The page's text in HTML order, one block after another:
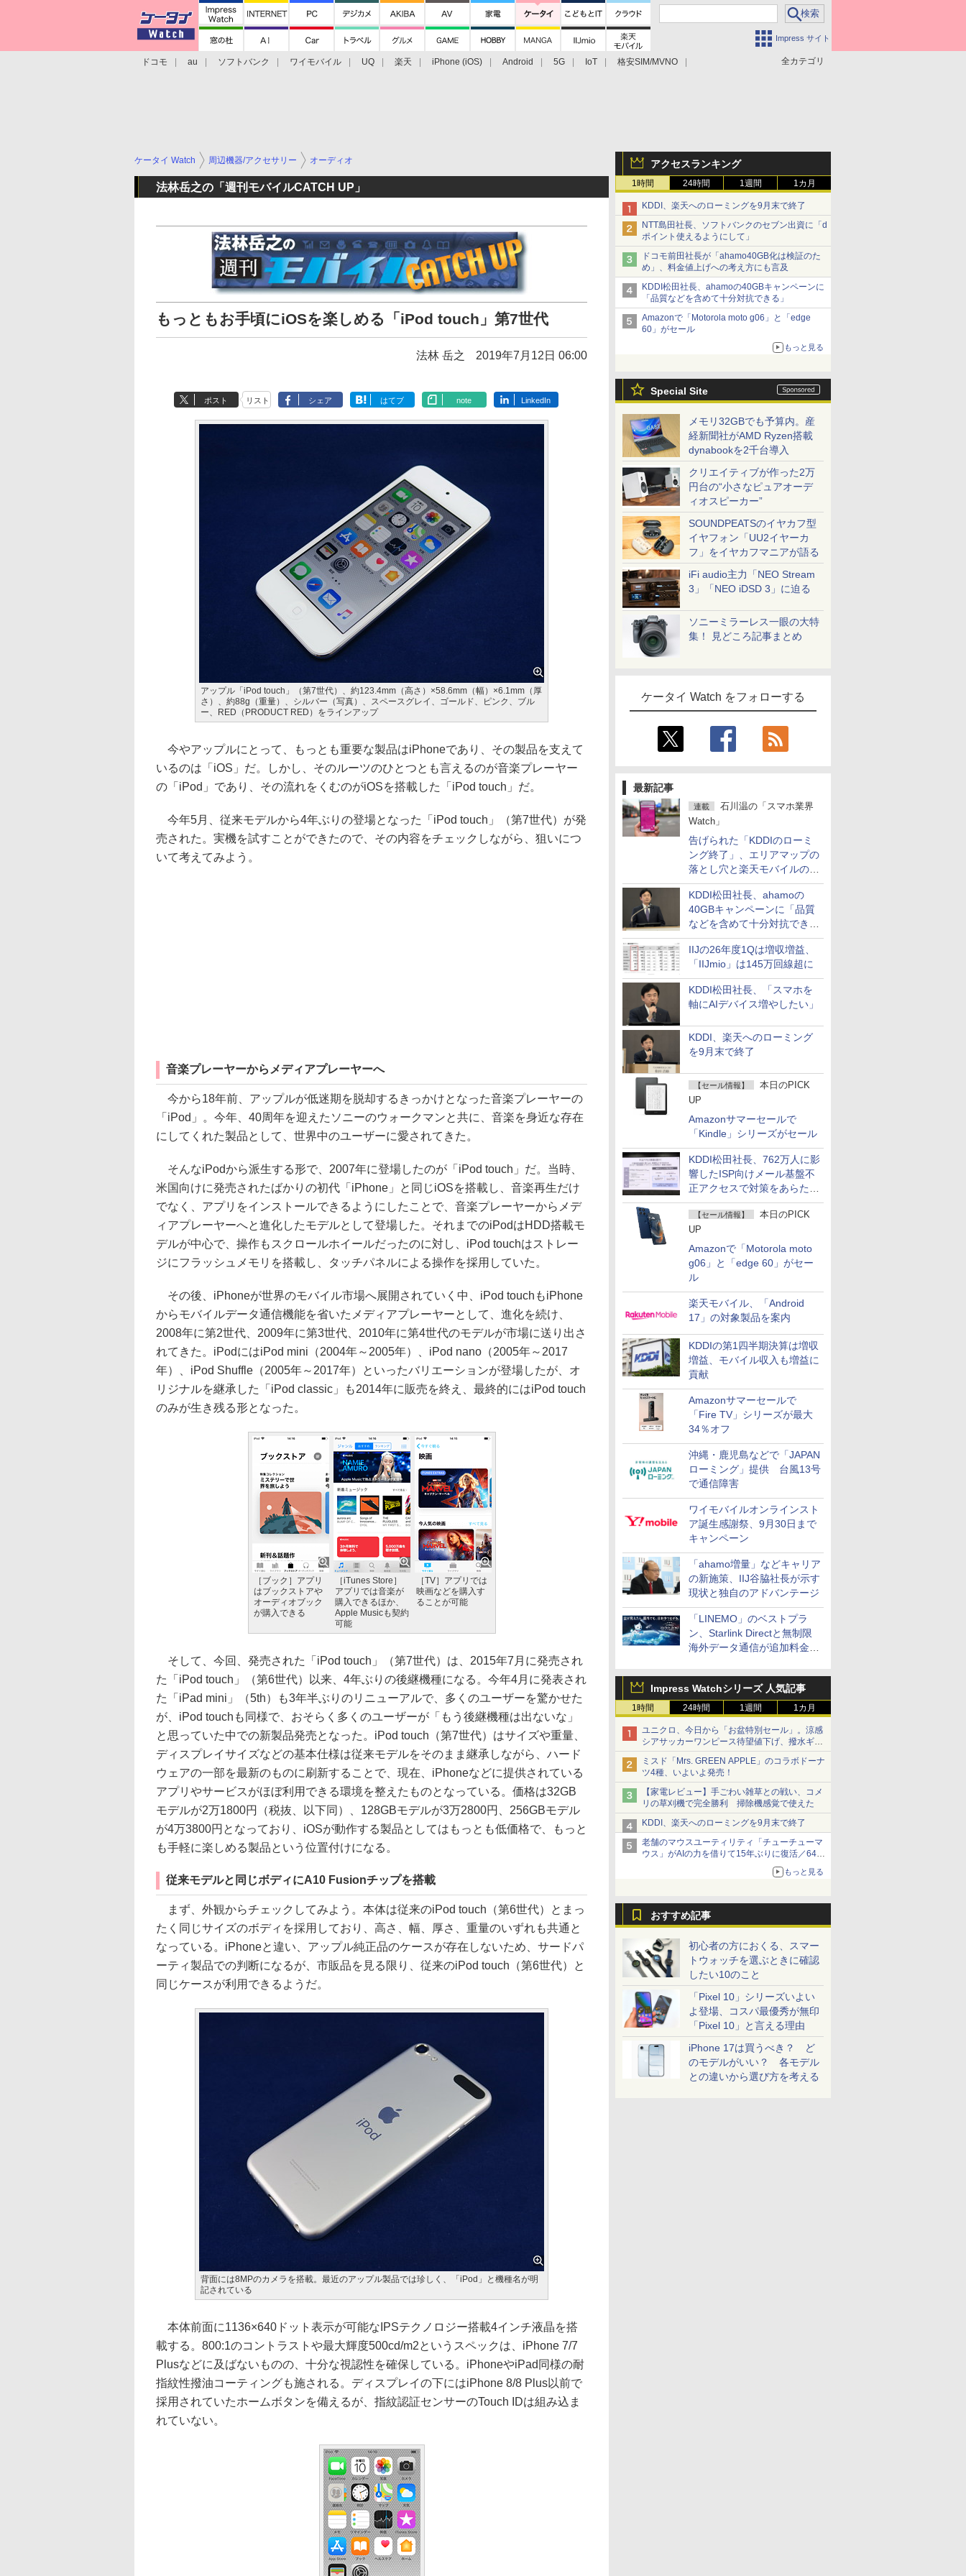
Impress サイト
全カテゴリ
ドコモ au ソフトバンク ワイモバイル UQ 楽天 iPhone (iOS) Android 5G IoT
格安SIM/MVNO
アクセスランキング
1時間 24時間 1週間 1カ月
KDDI、楽天へのローミングを9月末で終了
NTT島田社長、ソフトバンクのセブン出資に「d
ポイント使えるようにして」
ドコモ前田社長が「ahamo40GB化は検証のた
め」、料金値上げへの考え方にも言及
KDDI松田社長、ahamoの40GBキャンペーンに
「品質などを含めて十分対抗できる」
Amazonで「Motorola moto g06」と「edge
60」がセール
もっと見る
Special Site
メモリ32GBでも予算内。産
経新聞社がAMD Ryzen搭載
dynabookを2千台導入
クリエイティブが作った2万
円台の“小さなピュアオーデ
ィオスピーカー”
SOUNDPEATSのイヤカフ型
イヤフォン「UU2イヤーカ
フ」をイヤカフマニアが語る
iFi audio主力「NEO Stream
3」「NEO iDSD 3」に迫る
ソニーミラーレス一眼の大特
集！ 見どころ記事まとめ
ケータイ Watch をフォローする
最新記事
連載
石川温の「スマホ業界
Watch」
告げられた「KDDIのローミ
ング終了」、エリアマップの
落とし穴と楽天モバイルの課
題
KDDI松田社長、ahamoの
40GBキャンペーンに「品質
などを含めて十分対抗でき
る」
IIJの26年度1Qは増収増益、
「IIJmio」は145万回線超に
KDDI松田社長、「スマホを
軸にAIデバイス増やしたい」
KDDI、楽天へのローミング
を9月末で終了
【セール情報】
本日のPICK
UP
Amazonサマーセールで
「Kindle」シリーズがセール
KDDI松田社長、762万人に影
響したISP向けメール基盤不
正アクセスで対策をあらため
て説明
【セール情報】
本日のPICK
UP
Amazonで「Motorola moto
g06」と「edge 60」がセー
ル
楽天モバイル、「Android
17」の対象製品を案内
KDDIの第1四半期決算は増収
増益、モバイル収入も増益に
貢献
Amazonサマーセールで
「Fire TV」シリーズが最大
34％オフ
沖縄・鹿児島などで「JAPAN
ローミング」提供 台風13号
で通信障害
ワイモバイルオンラインスト
ア誕生感謝祭、9月30日まで
キャンペーン
「ahamo増量」などキャリア
の新施策、IIJ谷脇社長が示す
現状と独自のアドバンテージ
「LINEMO」のベストプラ
ン、Starlink Directと無制限
海外データ通信が追加料金な
Impress Watchシリーズ 人気記事
1時間 24時間 1週間 1カ月
ユニクロ、今日から「お盆特別セール」。涼感
シアサッカーワンピース待望値下げ、撥水ギア
ショーツは1990円に
ミスド「Mrs. GREEN APPLE」のコラボドーナ
ツ4種、いよいよ発売！
【家電レビュー】手ごわい雑草との戦い、コメ
リの草刈機で完全勝利 掃除機感覚で使えた
KDDI、楽天へのローミングを9月末で終了
老舗のマウスユーティリティ「チューチューマ
ウス」がAIの力を借りて15年ぶりに復活／64bit
化、Windows 10/11、「Chrome」も走り回
る。復活記念で2026年末まで500円
もっと見る
おすすめ記事
初心者の方におくる、スマー
トウォッチを選ぶときに確認
したい10のこと
「Pixel 10」シリーズいよい
よ登場、コスパ最優秀が無印
「Pixel 10」と言える理由
iPhone 17は買うべき？ ど
のモデルがいい？ 各モデル
との違いから選び方を考える
ケータイ Watch 周辺機器/アクセサリー オーディオ
法林岳之の「週刊モバイルCATCH UP」
もっともお手頃にiOSを楽しめる「iPod touch」第7世代
法林 岳之 2019年7月12日 06:00
ポスト リスト シェア はてブ note LinkedIn
アップル「iPod touch」（第7世代）、約123.4mm（高さ）×58.6mm（幅）×6.1mm（厚
さ）、約88g（重量）、シルバー（写真）、スペースグレイ、ゴールド、ピンク、ブル
ー、RED（PRODUCT RED）をラインアップ
今やアップルにとって、もっとも重要な製品はiPhoneであり、その製品を支えて
いるのは「iOS」だ。しかし、そのルーツのひとつとも言えるのが音楽プレーヤー
の「iPod」であり、その流れをくむのがiOSを搭載した「iPod touch」だ。
今年5月、従来モデルから4年ぶりの登場となった「iPod touch」（第7世代）が発
売された。実機を試すことができたので、その内容をチェックしながら、狙いにつ
いて考えてみよう。
音楽プレーヤーからメディアプレーヤーへ
今から18年前、アップルが低迷期を脱却するきっかけとなった音楽プレーヤーの
「iPod」。今年、40周年を迎えたソニーのウォークマンと共に、音楽を身近な存在
にしてくれた製品として、世界中のユーザーに愛されてきた。
そんなiPodから派生する形で、2007年に登場したのが「iPod touch」だ。当時、
米国向けに発売されたばかりの初代「iPhone」と同じiOSを搭載し、音楽再生だけ
でなく、アプリをインストールできるようにしたことで、音楽プレーヤーからメデ
ィアプレーヤーへと進化したモデルとして登場した。それまでのiPodはHDD搭載モ
デルが中心で、操作もスクロールホイールだったのに対し、iPod touchはストレー
ジにフラッシュメモリを搭載し、タッチパネルによる操作を採用していた。
その後、iPhoneが世界のモバイル市場へ展開されていく中、iPod touchもiPhone
からモバイルデータ通信機能を省いたメディアプレーヤーとして、進化を続け、
2008年に第2世代、2009年に第3世代、2010年に第4世代のモデルが市場に送り出さ
れてきた。iPodにはiPod mini（2004年～2005年）、iPod nano（2005年～2017
年）、iPod Shuffle（2005年～2017年）といったバリエーションが登場したが、オ
リジナルを継承した「iPod classic」も2014年に販売を終え、最終的にはiPod touch
のみが生き残る形となった。
［ブック］アプリ
はブックストアや
オーディオブック
が購入できる
［iTunes Store］
アプリでは音楽が
購入できるほか、
Apple Musicも契約
可能
［TV］アプリでは
映画などを購入す
ることが可能
そして、今回、発売された「iPod touch」（第7世代）は、2015年7月に発売され
た「iPod touch」（第6世代）以来、4年ぶりの後継機種になる。今年4月に発表され
た「iPad mini」（5th）も3年半ぶりのリニューアルで、多くのユーザーを驚かせた
が、iPod touchも同様で、おそらく多くのユーザーが「もう後継機種は出ないな」
と思っていた中での新製品発売となった。iPod touch（第7世代）はサイズや重量、
ディスプレイサイズなどの基本仕様は従来モデルをそのまま継承しながら、ハード
ウェアの一部を最新のものに刷新することで、現在、iPhoneなどに提供されている
アプリやサービスがほぼ利用できる環境を整えたものとなっている。価格は32GB
モデルが2万1800円（税抜、以下同）、128GBモデルが3万2800円、256GBモデル
が4万3800円となっており、iOSが動作する製品としてはもっとも低価格で、もっと
も手軽に楽しめる製品という位置付けになる。
従来モデルと同じボディにA10 Fusionチップを搭載
まず、外観からチェックしてみよう。本体は従来のiPod touch（第6世代）とまっ
たく同じサイズのボディを採用しており、高さ、幅、厚さ、重量のいずれも共通と
なっている。iPhoneと違い、アップル純正品のケースが存在しないため、サードパ
ーティ製品での判断になるが、市販品を見る限り、従来のiPod touch（第6世代）と
同じケースが利用できるようだ。
背面には8MPのカメラを搭載。最近のアップル製品では珍しく、「iPod」と機種名が明
記されている
本体前面に1136×640ドット表示が可能なIPSテクノロジー搭載4インチ液晶を搭
載する。800:1のコントラストや最大輝度500cd/m2というスペックは、iPhone 7/7
Plusなどに及ばないものの、十分な視認性を確保している。iPhoneやiPad同様の耐
指紋性撥油コーティングも施される。ディスプレイの下にはiPhone 8/8 Plus以前で
採用されていたホームボタンを備えるが、指紋認証センサーのTouch IDは組み込ま
れていない。